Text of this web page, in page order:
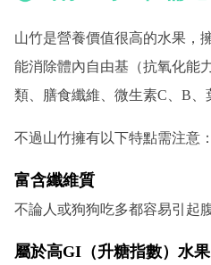
山竹是營養價值很高的水果，
能消除體內自由基（抗氧化能
類、膳食纖維、微生素C、B、
不過山竹擁有以下特點需注意：
富含纖維質
不論人或狗狗吃多都容易引起
屬於高GI（升糖指數）水果